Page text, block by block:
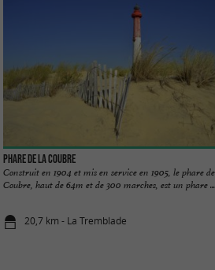
Phare de la Coubre
Construit en 1904 et mis en service en 1905, le phare
Coubre, haut de 64m et de 300 marches, est un phare ...
20,7 km - La Tremblade